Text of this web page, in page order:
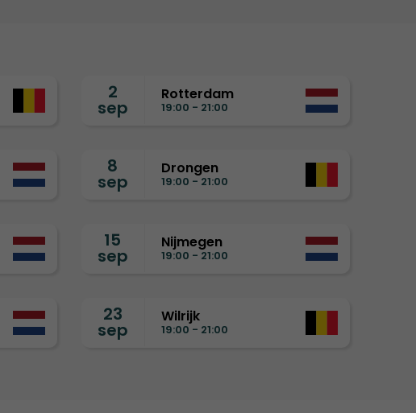
2
sep
Rotterdam
19:00 - 21:00
8
sep
Drongen
19:00 - 21:00
15
sep
Nijmegen
19:00 - 21:00
23
sep
Wilrijk
19:00 - 21:00